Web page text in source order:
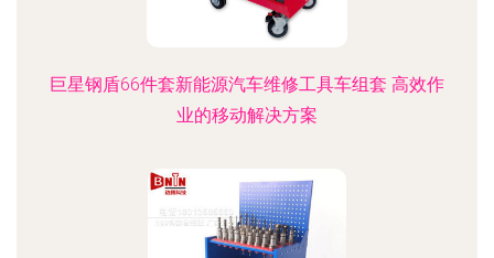
巨星钢盾66件套新能源汽车维修工具车组套 高效作
业的移动解决方案